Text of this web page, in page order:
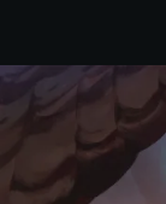
main
content
GALERÍA
CARTAS